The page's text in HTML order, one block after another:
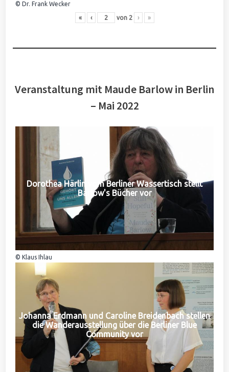
© Dr. Frank Wecker
« ‹ von 2 › »
Veranstaltung mit Maude Barlow in Berlin
– Mai 2022
Dorothea Härlin vom Berliner Wassertisch stellt
Barlow's Bücher vor
© Klaus Ihlau
Johanna Erdmann und Caroline Breidenbach stellen
die Wanderausstellung über die Berliner Blue
Community vor